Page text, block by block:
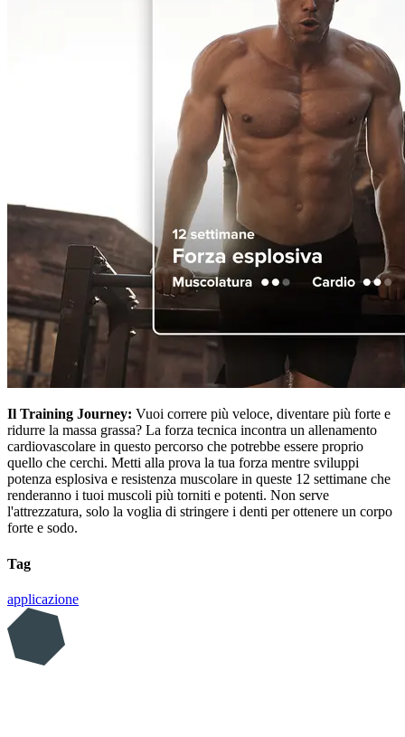
Il Training Journey: Vuoi correre più veloce, diventare più forte e
ridurre la massa grassa? La forza tecnica incontra un allenamento
cardiovascolare in questo percorso che potrebbe essere proprio
quello che cerchi. Metti alla prova la tua forza mentre sviluppi
potenza esplosiva e resistenza muscolare in queste 12 settimane che
renderanno i tuoi muscoli più torniti e potenti. Non serve
l'attrezzatura, solo la voglia di stringere i denti per ottenere un corpo
forte e sodo.
Tag
applicazione